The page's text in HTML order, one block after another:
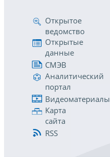
Открытое
ведомство
Открытые
данные
СМЭВ
Аналитический
портал
Видеоматериалы
Карта
сайта
RSS